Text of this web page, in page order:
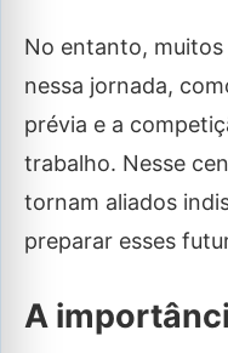
No entanto,
nessa jornada,
prévia e a
trabalho. Nesse
tornam aliados
preparar esses
A